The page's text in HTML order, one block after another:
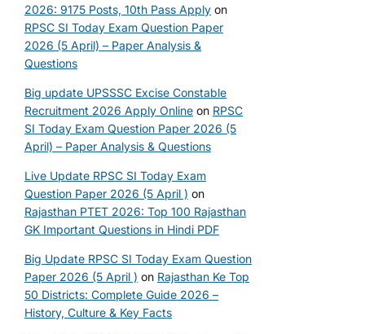
2026: 9175 Posts, 10th Pass Apply on
RPSC SI Today Exam Question Paper
2026 (5 April) – Paper Analysis &
Questions
Big update UPSSSC Excise Constable
Recruitment 2026 Apply Online on RPSC
SI Today Exam Question Paper 2026 (5
April) – Paper Analysis & Questions
Live Update RPSC SI Today Exam
Question Paper 2026 (5 April ) on
Rajasthan PTET 2026: Top 100 Rajasthan
GK Important Questions in Hindi PDF
Big Update RPSC SI Today Exam Question
Paper 2026 (5 April ) on Rajasthan Ke Top
50 Districts: Complete Guide 2026 –
History, Culture & Key Facts